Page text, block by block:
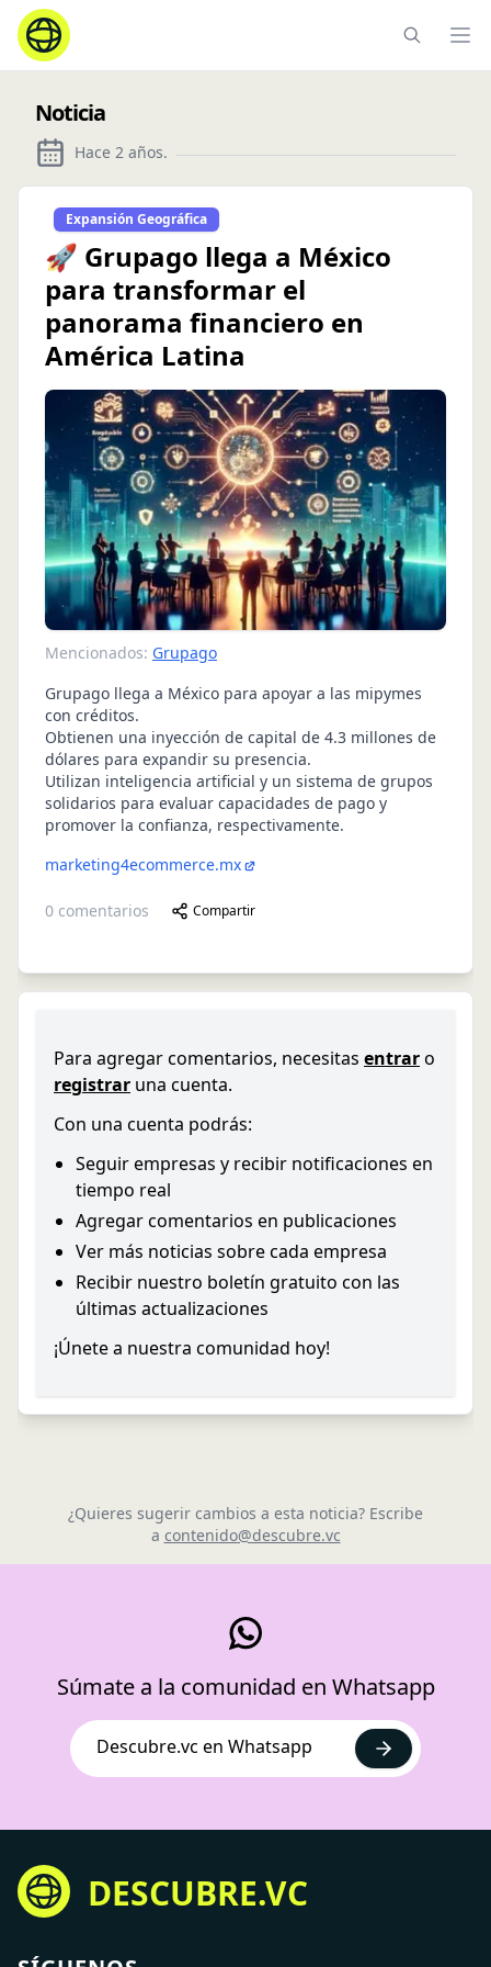
Noticia
Hace 2 años.
Expansión Geográfica
🚀 Grupago llega a México
para transformar el
panorama financiero en
América Latina
Mencionados: Grupago
Grupago llega a México para apoyar a las mipymes
con créditos.
Obtienen una inyección de capital de 4.3 millones de
dólares para expandir su presencia.
Utilizan inteligencia artificial y un sistema de grupos
solidarios para evaluar capacidades de pago y
promover la confianza, respectivamente.
marketing4ecommerce.mx
0 comentarios Compartir
Para agregar comentarios, necesitas entraro
registrar una cuenta.
Con una cuenta podrás:
Seguir empresas y recibir notificaciones en
tiempo real
Agregar comentarios en publicaciones
Ver más noticias sobre cada empresa
Recibir nuestro boletín gratuito con las
últimas actualizaciones
¡Únete a nuestra comunidad hoy!
¿Quieres sugerir cambios a esta noticia? Escribe
a contenido@descubre.vc
Súmate a la comunidad en Whatsapp
Descubre.vc en Whatsapp
DESCUBRE.VC